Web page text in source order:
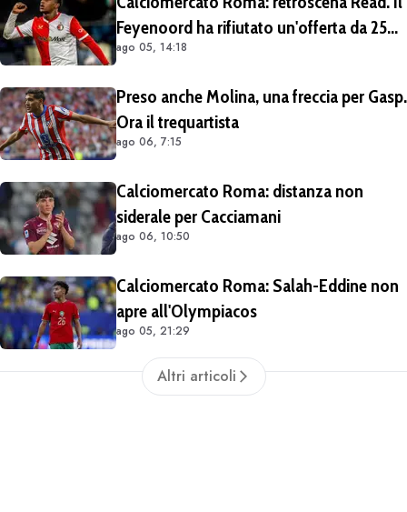
Feyenoord ha rifiutato un'offerta da 25
milioni di euro più 4 di bonus
ago 05, 14:18
Preso anche Molina, una freccia per Gasp.
Ora il trequartista
ago 06, 7:15
Calciomercato Roma: distanza non
siderale per Cacciamani
ago 06, 10:50
Calciomercato Roma: Salah-Eddine non
apre all'Olympiacos
ago 05, 21:29
Altri articoli